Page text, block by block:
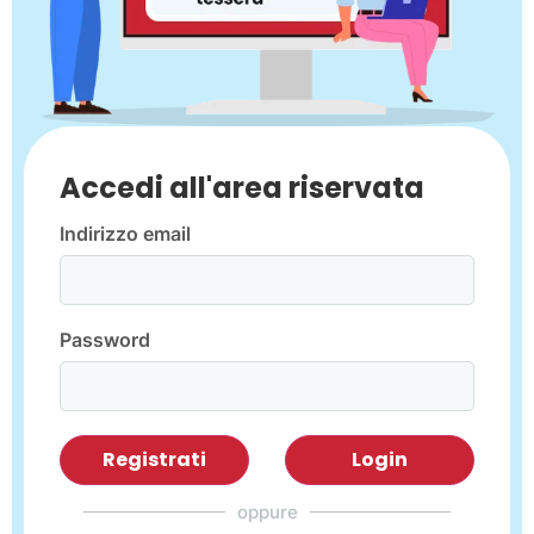
Accedi all'area riservata
Indirizzo email
Password
Registrati Login
oppure